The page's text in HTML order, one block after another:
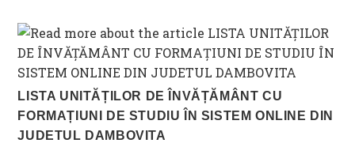
LISTA UNITĂȚILOR DE ÎNVĂȚĂMÂNT CU
FORMAȚIUNI DE STUDIU ÎN SISTEM ONLINE DIN
JUDETUL DAMBOVITA